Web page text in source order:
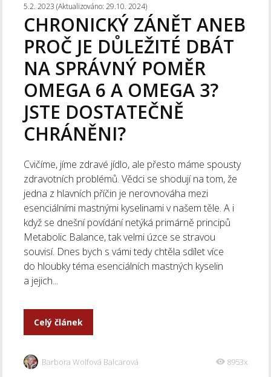
5.2. 2023 (Aktualizováno: 29.10. 2024)
CHRONICKÝ ZÁNĚT ANEB
PROČ JE DŮLEŽITÉ DBÁT
NA SPRÁVNÝ POMĚR
OMEGA 6 A OMEGA 3?
JSTE DOSTATEČNĚ
CHRÁNĚNI?
Cvičíme, jíme zdravé jídlo, ale přesto máme spousty
zdravotních problémů. Vědci se shodují na tom, že
jedna z hlavních příčin je nerovnováha mezi
esenciálními mastnými kyselinami v našem těle. A i
když se dnešní povídání netýká primárně principů
Metabolic Balance, tak velmi úzce se stravou
souvisí. Dnes bych s vámi tedy chtěla sdílet více
do hloubky téma esenciálních mastných kyselin
a jejich...
Celý článek
Barbora Wolfová Balcarová 8953x